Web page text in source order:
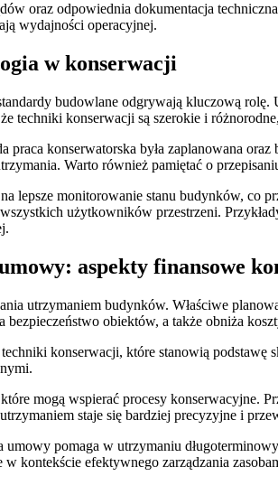
oraz odpowiednia dokumentacja
wydajności operacyjnej.
w konserwacji
budowlane odgrywają kluczową
techniki konserwacji są szerokie i
praca konserwatorska była zaplanowana
Warto również pamiętać o
lepsze monitorowanie stanu budynków, co
użytkowników przestrzeni.
aspekty finansowe
utrzymaniem budynków. Właściwe
obiektów, a także obniża
konserwacji, które stanowią podstawę
mogą wspierać procesy konserwacyjne.
staje się bardziej precyzyjne i
umowy pomaga w utrzymaniu
kontekście efektywnego zarządzania